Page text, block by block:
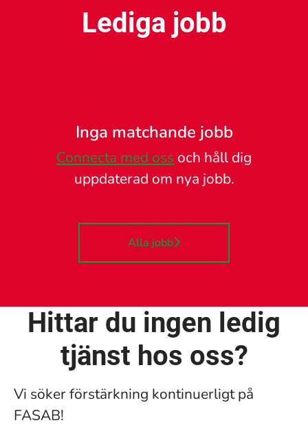
Lediga jobb
Inga matchande jobb
Connecta med oss och håll dig
uppdaterad om nya jobb.
Alla jobb
Hittar du ingen ledig
tjänst hos oss?
Vi söker förstärkning kontinuerligt på
FASAB!